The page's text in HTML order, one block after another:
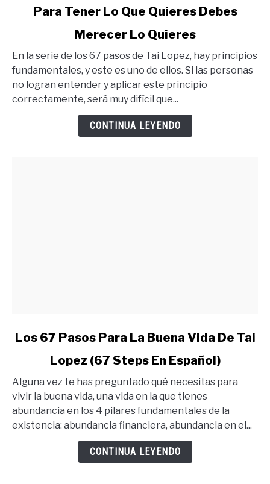
Tener
Lo
Que
Quieres
Para Tener Lo Que Quieres Debes
Merecer Lo Quieres
En la serie de los 67 pasos de Tai Lopez, hay principios
fundamentales, y este es uno de ellos. Si las personas
no logran entender y aplicar este principio
correctamente, será muy difícil que...
CONTINUA LEYENDO
link
67
Pasos
Para
Los 67 Pasos Para La Buena Vida De Tai
Lopez (67 Steps En Español)
Alguna vez te has preguntado qué necesitas para
vivir la buena vida, una vida en la que tienes
abundancia en los 4 pilares fundamentales de la
existencia: abundancia financiera, abundancia en el...
CONTINUA LEYENDO